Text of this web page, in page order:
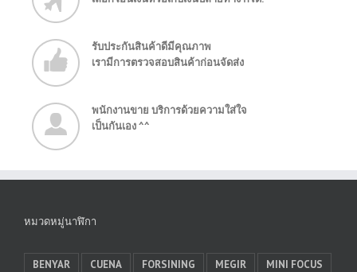
รับประกันสินค้าดีมีคุณภาพ
เรามีการตรวจสอบสินค้าก่อนจัดส่ง
พนักงานขาย บริการด้วยความใส่ใจ
เป็นกันเอง ^^
หมวดหมู่นาฬิกา
BENYAR CUENA FORSINING MEGIR
MINI FOCUS